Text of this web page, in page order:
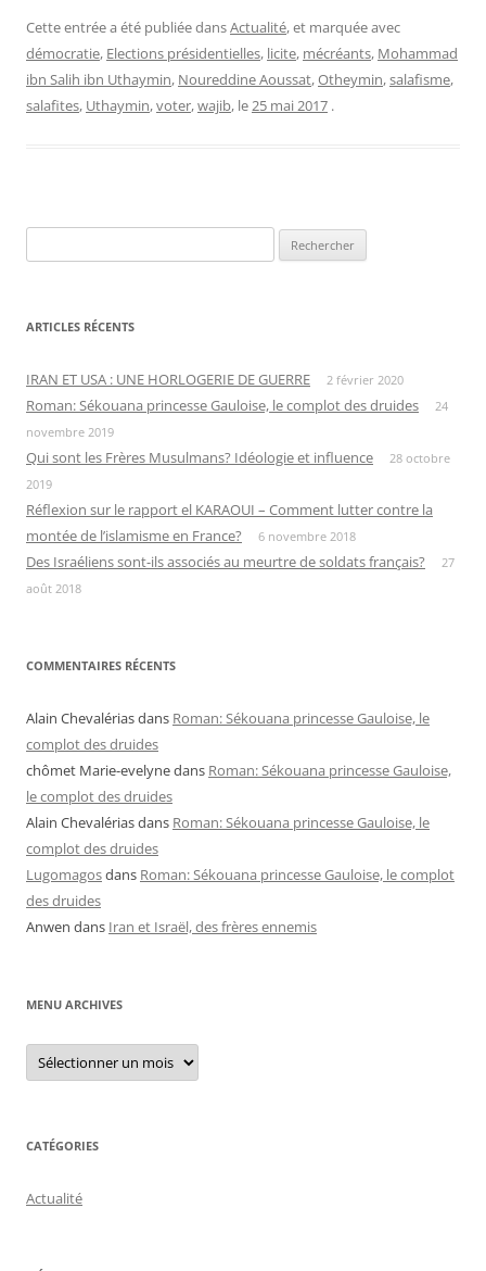
Cette entrée a été publiée dansActualité, et marquée avec
démocratie, Elections présidentielles, licite, mécréants, Mohammad
ibn Salih ibn Uthaymin, Noureddine Aoussat,Otheymin,salafisme,
salafites, Uthaymin,voter,wajib, le25 mai 2017 .
ARTICLES RÉCENTS
IRAN ET USA : UNE HORLOGERIE DE GUERRE 2 février 2020
Roman: Sékouana princesse Gauloise, le complot des druides
24
novembre 2019
Qui sont les Frères Musulmans? Idéologie et influence
28 octobre
2019
Réflexion sur le rapport el KARAOUI – Comment lutter contre la
montée de l’islamisme en France?
6 novembre 2018
Des Israéliens sont-ils associés au meurtre de soldats français?
27
août 2018
COMMENTAIRES RÉCENTS
Alain Chevalériasdans Roman: Sékouana princesse Gauloise, le
complot des druides
chômet Marie-evelynedans Roman: Sékouana princesse Gauloise,
le complot des druides
Alain Chevalériasdans Roman: Sékouana princesse Gauloise, le
complot des druides
Lugomagosdans Roman: Sékouana princesse Gauloise, le complot
des druides
Anwen dans Iran et Israël, des frères ennemis
MENU ARCHIVES
Menu
archives
CATÉGORIES
Actualité